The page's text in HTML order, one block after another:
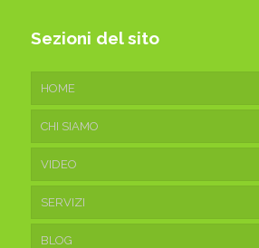
Sezioni del sito
HOME
CHI SIAMO
VIDEO
SERVIZI
BLOG